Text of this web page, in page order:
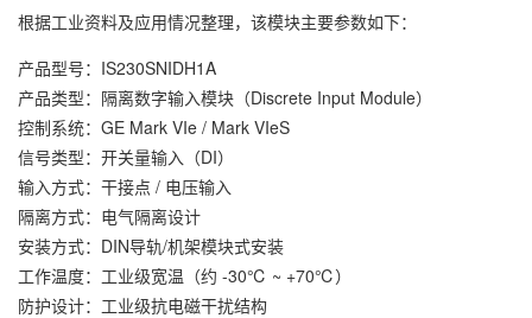
根据工业资料及应用情况整理，该模块主要参数如下：
产品型号：IS230SNIDH1A
产品类型：隔离数字输入模块（Discrete Input Module）
控制系统：GE Mark VIe / Mark VIeS
信号类型：开关量输入（DI）
输入方式：干接点 / 电压输入
隔离方式：电气隔离设计
安装方式：DIN导轨/机架模块式安装
工作温度：工业级宽温（约 -30℃ ~ +70℃）
防护设计：工业级抗电磁干扰结构